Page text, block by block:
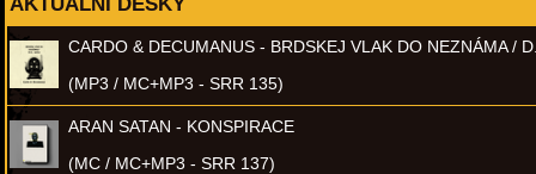
CARDO & DECUMANUS - BRDSKEJ VLAK DO NEZNÁMA /
(MP3 / MC+MP3 - SRR 135)
ARAN SATAN - KONSPIRACE
(MC / MC+MP3 - SRR 137)